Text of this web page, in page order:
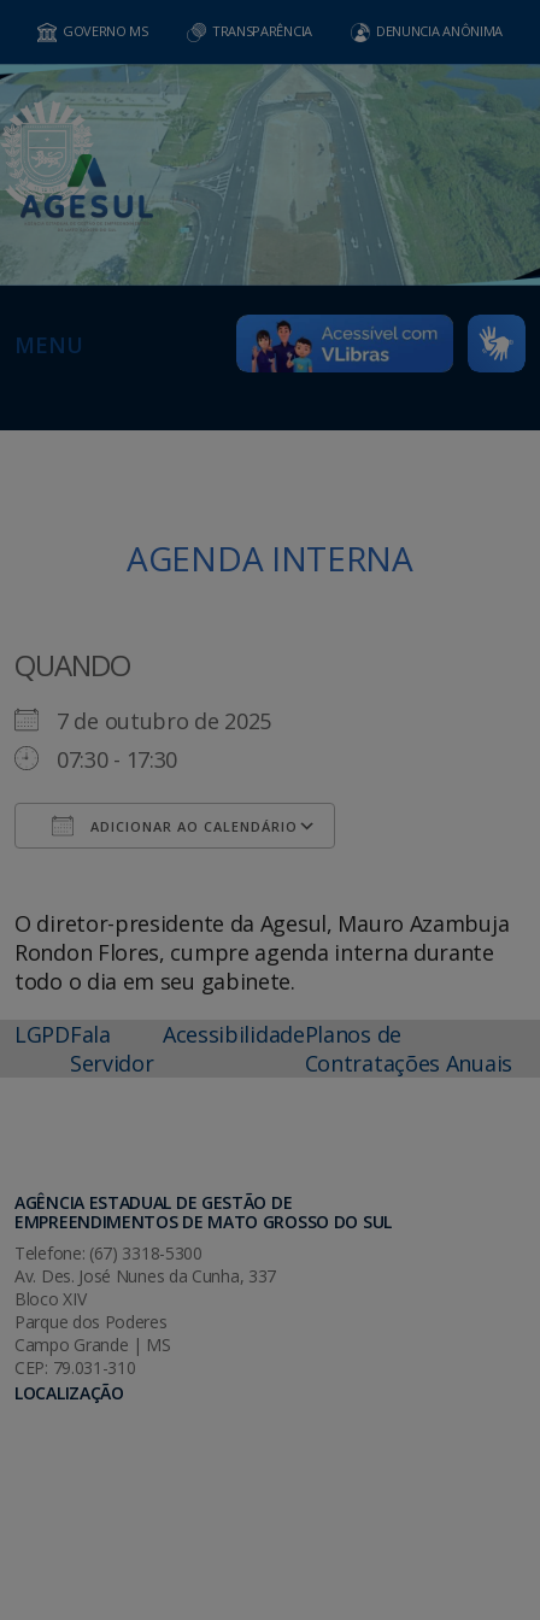
GOVERNO MS TRANSPARÊNCIA DENUNCIA ANÔNIMA
MENU
AGENDA INTERNA
QUANDO
7 de outubro de 2025
07:30 - 17:30
ADICIONAR AO CALENDÁRIO
O diretor-presidente da Agesul, Mauro Azambuja
Rondon Flores, cumpre agenda interna durante
todo o dia em seu gabinete.
LGPDFala
Servidor
AcessibilidadePlanos de
Contratações Anuais
AGÊNCIA ESTADUAL DE GESTÃO DE
EMPREENDIMENTOS DE MATO GROSSO DO SUL
Telefone: (67) 3318-5300
Av. Des. José Nunes da Cunha, 337
Bloco XIV
Parque dos Poderes
Campo Grande | MS
CEP: 79.031-310
LOCALIZAÇÃO